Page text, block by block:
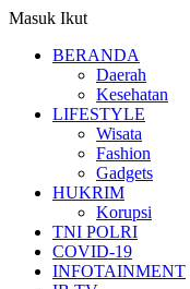
Masuk Ikut
BERANDA
Daerah
Kesehatan
LIFESTYLE
Wisata
Fashion
Gadgets
HUKRIM
Korupsi
TNI POLRI
COVID-19
INFOTAINMENT